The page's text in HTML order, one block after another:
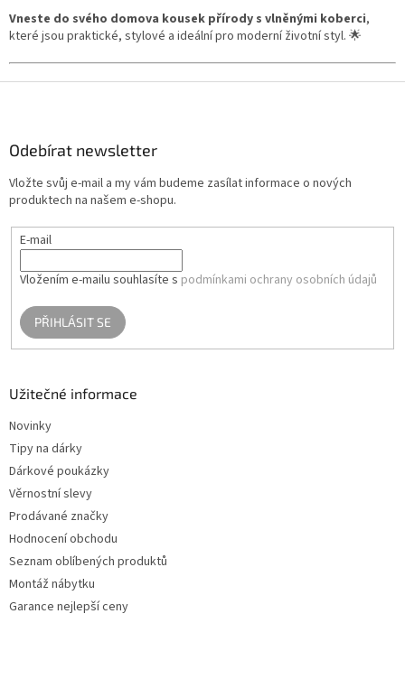
Vneste do svého domova kousek přírody s vlněnými koberci,
které jsou praktické, stylové a ideální pro moderní životní styl. 🌟
Odebírat newsletter
Vložte svůj e-mail a my vám budeme zasílat informace o nových
produktech na našem e-shopu.
E-mail
Vložením e-mailu souhlasíte s podmínkami ochrany osobních údajů
PŘIHLÁSIT SE
Užitečné informace
Novinky
Tipy na dárky
Dárkové poukázky
Věrnostní slevy
Prodávané značky
Hodnocení obchodu
Seznam oblíbených produktů
Montáž nábytku
Garance nejlepší ceny